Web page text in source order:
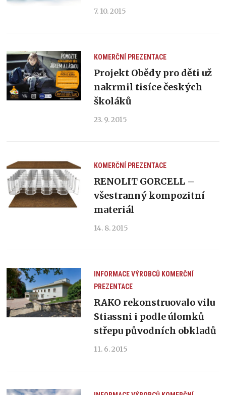
7. 10. 2015
KOMERČNÍ PREZENTACE
Projekt Obědy pro děti už
nakrmil tisíce českých
školáků
23. 9. 2015
KOMERČNÍ PREZENTACE
RENOLIT GORCELL –
všestranný kompozitní
materiál
14. 8. 2015
INFORMACE VÝROBCŮ KOMERČNÍ
PREZENTACE
RAKO rekonstruovalo vilu
Stiassni i podle úlomků
střepu původních obkladů
11. 6. 2015